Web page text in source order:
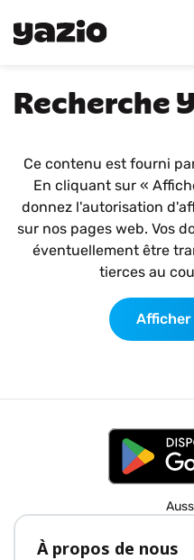
Recherche
Ce contenu est fourni
En cliquant sur «
donnez l'autorisation
sur nos pages web. Vos
éventuellement être
tierces au
Afficher
À propos de nous